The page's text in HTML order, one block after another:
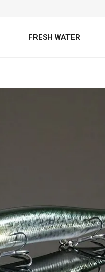
FRESH WATER
PREMIUM オンライン限定
OUTDOOR